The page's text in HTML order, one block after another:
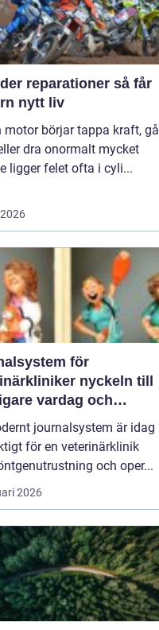
reparationer så får
nytt liv
motor börjar tappa kraft, gå
dra onormalt mycket
ligger felet ofta i cyli...
för
nyckeln till
vardag och
vård
journalsystem är idag
för en veterinärklinik
och oper...
2026